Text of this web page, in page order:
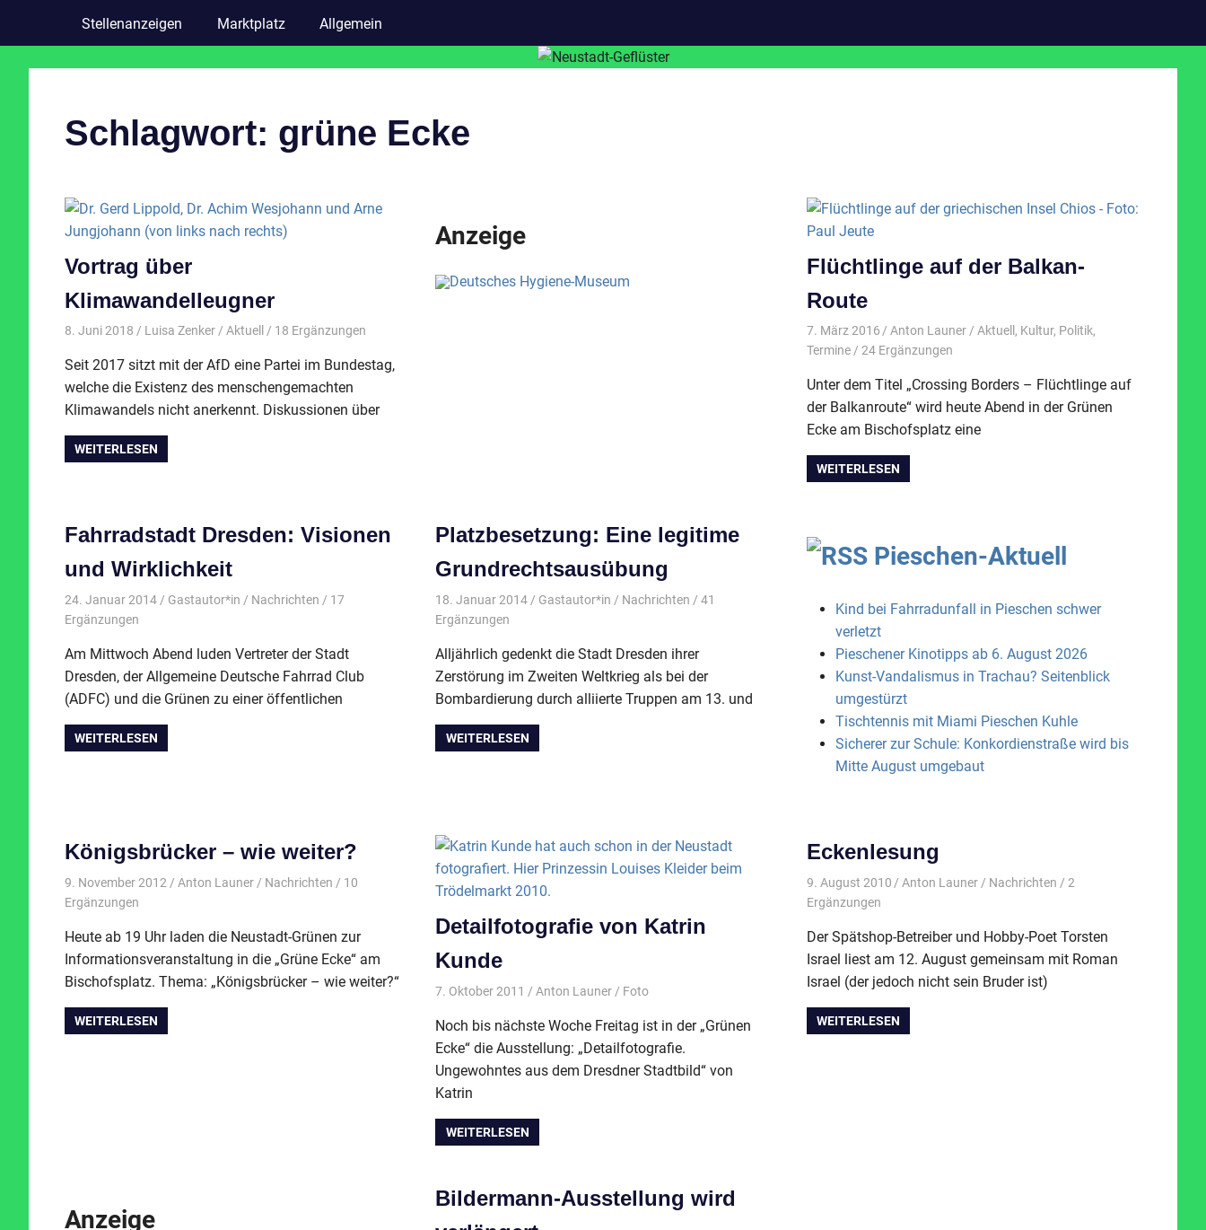
Stellenanzeigen Marktplatz Allgemein
Schlagwort: grüne Ecke
Vortrag über
Klimawandelleugner
8. Juni 2018 Luisa Zenker Aktuell / 18 Ergänzungen
Seit 2017 sitzt mit der AfD eine Partei im Bundestag,
welche die Existenz des menschengemachten
Klimawandels nicht anerkennt. Diskussionen über
WEITERLESEN
Anzeige
Flüchtlinge auf der Balkan-
Route
7. März 2016 Anton Launer Aktuell , Kultur, Politik,
Termine/ 24 Ergänzungen
Unter dem Titel „Crossing Borders – Flüchtlinge auf
der Balkanroute“ wird heute Abend in der Grünen
Ecke am Bischofsplatz eine
WEITERLESEN
Fahrradstadt Dresden: Visionen
und Wirklichkeit
24. Januar 2014 Gastautor*in Nachrichten / 17
Ergänzungen
Am Mittwoch Abend luden Vertreter der Stadt
Dresden, der Allgemeine Deutsche Fahrrad Club
(ADFC) und die Grünen zu einer öffentlichen
WEITERLESEN
Platzbesetzung: Eine legitime
Grundrechtsausübung
18. Januar 2014 Gastautor*in Nachrichten / 41
Ergänzungen
Alljährlich gedenkt die Stadt Dresden ihrer
Zerstörung im Zweiten Weltkrieg als bei der
Bombardierung durch alliierte Truppen am 13. und
WEITERLESEN
Pieschen-Aktuell
Kind bei Fahrradunfall in Pieschen schwer
verletzt
Pieschener Kinotipps ab 6. August 2026
Kunst-Vandalismus in Trachau? Seitenblick
umgestürzt
Tischtennis mit Miami Pieschen Kuhle
Sicherer zur Schule: Konkordienstraße wird bis
Mitte August umgebaut
Königsbrücker – wie weiter?
9. November 2012 Anton Launer Nachrichten / 10
Ergänzungen
Heute ab 19 Uhr laden die Neustadt-Grünen zur
Informationsveranstaltung in die „Grüne Ecke“ am
Bischofsplatz. Thema: „Königsbrücker – wie weiter?“
WEITERLESEN
Detailfotografie von Katrin
Kunde
7. Oktober 2011 Anton Launer Foto
Noch bis nächste Woche Freitag ist in der „Grünen
Ecke“ die Ausstellung: „Detailfotografie.
Ungewohntes aus dem Dresdner Stadtbild“ von
Katrin
WEITERLESEN
Eckenlesung
9. August 2010 Anton Launer Nachrichten / 2
Ergänzungen
Der Spätshop-Betreiber und Hobby-Poet Torsten
Israel liest am 12. August gemeinsam mit Roman
Israel (der jedoch nicht sein Bruder ist)
WEITERLESEN
Anzeige
Bildermann-Ausstellung wird